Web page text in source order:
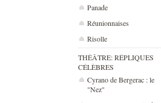
Panade
Réunionnaises
Risolle
THÉÂTRE: RÉPLIQUES
CÉLÈBRES
Cyrano de Bergerac : le
"Nez"